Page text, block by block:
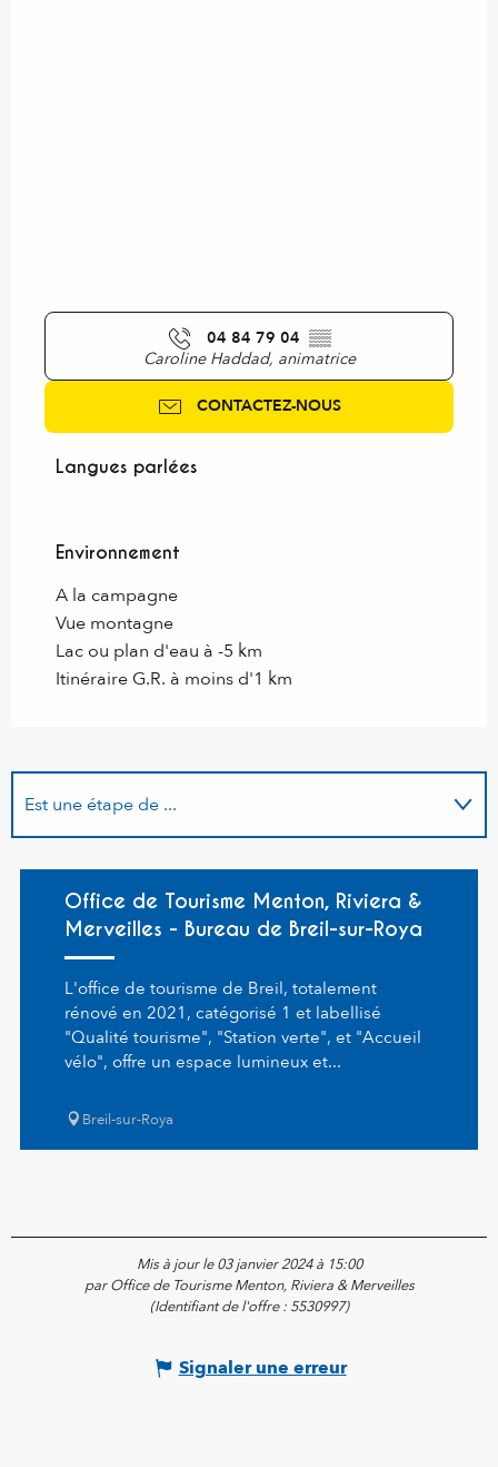
04 84 79 04 ▒▒
Caroline Haddad, animatrice
CONTACTEZ-NOUS
Langues parlées
Langues parlées
Environnement
Environnement
A la campagne
Vue montagne
Lac ou plan d'eau à -5 km
Itinéraire G.R. à moins d'1 km
Est une étape de ...
Se trouve sur le parcours de...
Office de Tourisme Menton, Riviera &
Merveilles - Bureau de Breil-sur-Roya
L'office de tourisme de Breil, totalement
rénové en 2021, catégorisé 1 et labellisé
"Qualité tourisme", "Station verte", et "Accueil
vélo", offre un espace lumineux et...
Breil-sur-Roya
Mis à jour le 03 janvier 2024 à 15:00
par Office de Tourisme Menton, Riviera & Merveilles
(Identifiant de l'offre : 5530997)
Signaler une erreur